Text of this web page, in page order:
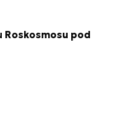
Roskosmosu pod